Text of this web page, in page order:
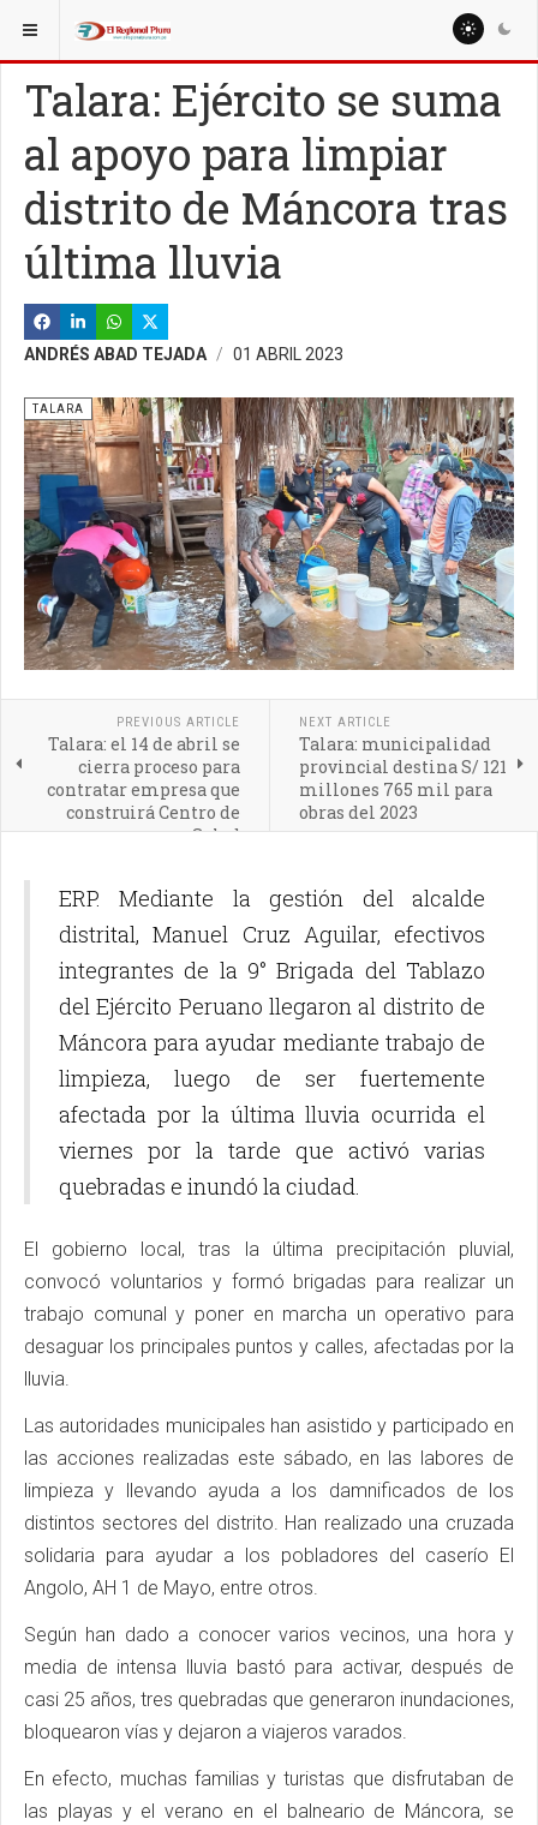
ESTÁ AQUÍ: REGIÓN PIURA
Talara: Ejército se suma
al apoyo para limpiar
distrito de Máncora tras
última lluvia
ANDRÉS ABAD TEJADA 01 ABRIL 2023
TALARA
PREVIOUS ARTICLE
Talara: el 14 de abril se
cierra proceso para
contratar empresa que
construirá Centro de
Salud
NEXT ARTICLE
Talara: municipalidad
provincial destina S/ 121
millones 765 mil para
obras del 2023
ERP. Mediante la gestión del alcalde
distrital, Manuel Cruz Aguilar, efectivos
integrantes de la 9° Brigada del Tablazo
del Ejército Peruano llegaron al distrito de
Máncora para ayudar mediante trabajo de
limpieza, luego de ser fuertemente
afectada por la última lluvia ocurrida el
viernes por la tarde que activó varias
quebradas e inundó la ciudad.
El gobierno local, tras la última precipitación pluvial,
convocó voluntarios y formó brigadas para realizar un
trabajo comunal y poner en marcha un operativo para
desaguar los principales puntos y calles, afectadas por la
lluvia.
Las autoridades municipales han asistido y participado en
las acciones realizadas este sábado, en las labores de
limpieza y llevando ayuda a los damnificados de los
distintos sectores del distrito. Han realizado una cruzada
solidaria para ayudar a los pobladores del caserío El
Angolo, AH 1 de Mayo, entre otros.
Según han dado a conocer varios vecinos, una hora y
media de intensa lluvia bastó para activar, después de
casi 25 años, tres quebradas que generaron inundaciones,
bloquearon vías y dejaron a viajeros varados.
En efecto, muchas familias y turistas que disfrutaban de
las playas y el verano en el balneario de Máncora, se